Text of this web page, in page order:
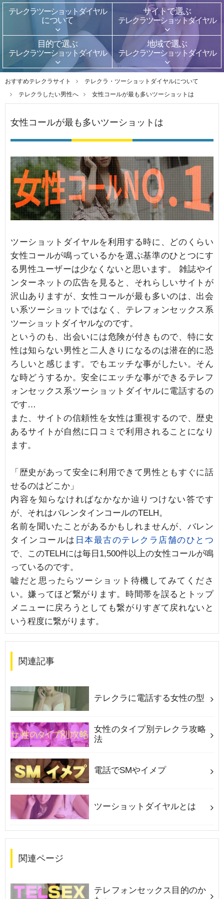
テレクラツーショットダイヤル
について
サイトで選ぶ
テレクラツーショットダイヤル
目的で選ぶ
テレクラツーショットダイヤル
地域で選ぶ
テレクラツーショットダイヤル
おすすめテレクラサイト
テレクラ・ツーショットダイヤルについて
テレクラしたい男性へ
女性コールが最も多いツーショットは
女性コールが最も多いツーショットは
ツーショットダイヤルを利用する時に、どのくらい
女性コールが鳴っているかを選ぶ基準のひとつにす
る男性ユーザーは少なくないと思います。 雑誌やイ
ンターネットの広告を見ると、それらしいサイトが
沢山ありますが、女性コールが最も多いのは、出会
い系ツーショットではなく、テレフォンセックス系
ツーショットダイヤルなのです。
というのも、出会いには危険が付きもので、特に女
性は知らない男性と二人きりになるのは潜在的に恐
ろしいと感じます。でもエッチな事がしたい。そん
な時どうするか。安全にエッチな事ができるテレフ
ォンセックス系ツーショットダイヤルに電話するの
です…
また、サイトの信頼性を女性は重視するので、歴史
あるサイトが自然に口コミで利用されることになり
ます。
「歴史があって安全に利用できて男性ともすぐに話
せるのはどこか」
内容を知らなければなかなか辿りつけない答です
が、それはバレンタインコールのTELH。
名前を聞いたことがあるかもしれませんが、バレン
タインコールは 日本最古のテレクラ店舗のひとつ
で、このTELHには毎日1,500件以上の女性コールが鳴
っているのです。
嘘だと思ったらツーショット待機してみてくださ
い。嫌ってほど繋がります。時間帯を誤るとトップ
メニューに戻ろうとしても繋がりすぎて戻れないと
いう程度に繋がります。
関連記事
テレクラに電話する女性の型
女性のタイプ別テレクラ攻略
法
電話でSMやイメプ
ツーショットダイヤルとは
関連ページ
テレフォンセックス目的のか